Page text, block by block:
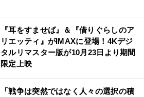
『耳をすませば』＆『借りぐらしのア
リエッティ』がIMAXに登場！4Kデジ
タルリマスター版が10月23日より期間
限定上映
「戦争は突然ではなく人々の選択の積